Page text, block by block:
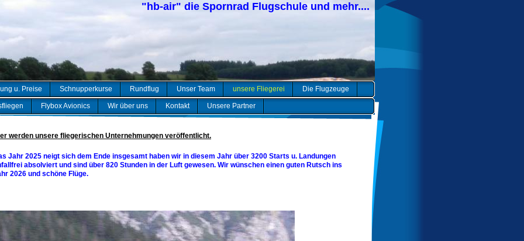
"hb-air" die Spornrad Flugschule und mehr....
u. Preise Schnupperkurse Rundflug Unser Team unsere Fliegerei Die Flugzeuge
Flybox Avionics Wir über uns Kontakt Unsere Partner
werden unsere fliegerischen Unternehmungen veröffentlicht.
Jahr 2025 neigt sich dem Ende insgesamt haben wir in diesem Jahr über 3200 Starts u. Landungen
absolviert und sind über 820 Stunden in der Luft gewesen. Wir wünschen einen guten Rutsch ins
2026 und schöne Flüge.